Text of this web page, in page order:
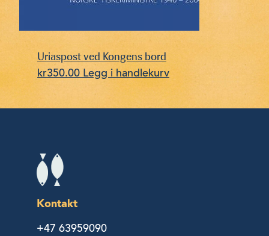
Uriaspost ved Kongens bord
kr350.00 Legg i handlekurv
Kontakt
+47 63959090